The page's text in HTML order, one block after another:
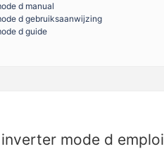
d manual
d gebruiksaanwijzing
d guide
mode d emploi